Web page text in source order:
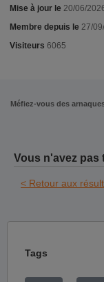
Mise à jour le 20/06/
Membre depuis le 27/
Visiteurs 6065
Méfiez-vous des
Vous n'avez pas
< Retour aux
Tags